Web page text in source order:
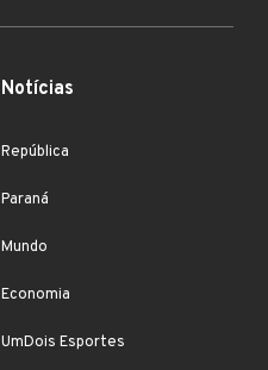
Notícias
República
Paraná
Mundo
Economia
UmDois Esportes